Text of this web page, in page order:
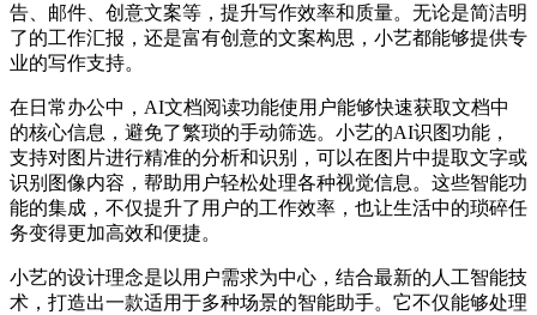
告、邮件、创意文案等，提升写作效率和质量。无论是简洁明
了的工作汇报，还是富有创意的文案构思，小艺都能够提供专
业的写作支持。
在日常办公中，AI文档阅读功能使用户能够快速获取文档中
的核心信息，避免了繁琐的手动筛选。小艺的AI识图功能，
支持对图片进行精准的分析和识别，可以在图片中提取文字或
识别图像内容，帮助用户轻松处理各种视觉信息。这些智能功
能的集成，不仅提升了用户的工作效率，也让生活中的琐碎任
务变得更加高效和便捷。
小艺的设计理念是以用户需求为中心，结合最新的人工智能技
术，打造出一款适用于多种场景的智能助手。它不仅能够处理